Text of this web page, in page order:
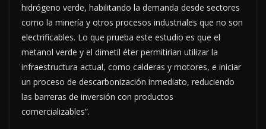
hidrógeno verde, habilitando la demanda desde sectores
como la minería y otros procesos industriales que no son
electrificables. Lo que prueba este estudio es que el
metanol verde y el dimetil éter permitirían utilizar la
infraestructura actual, como calderas y motores, e iniciar
un proceso de descarbonización inmediato, reduciendo
las barreras de inversión con productos
comercializables”.